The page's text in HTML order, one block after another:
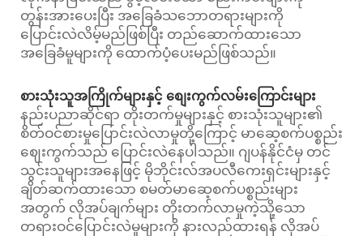
တွန်းအားပေးပြီး အခြေခံသဘောတရားများကို
ပြောင်းလဲလိမ့်မည်ဖြစ်ပြီး တည်ဆောက်ထားသော
အခြေခံမူများကို ထောက်ပံ့ပေးမည်ဖြစ်သည်။
စားသုံးသူအကြိုက်များနှင့် စျေးကွက်လမ်းကြောင်းများ
နည်းပညာဆိုင်ရာ တိုးတက်မှုများနှင့် စားသုံးသူများ၏
စိတ်ဝင်စားမှုပြောင်းလဲလာမှုတို့ကြောင့် မာဆေ့စက်ပစ္စည်း
ဈေးကွက်သည် ပြောင်းလဲနေပါသည်။ ဂျပန်နိုင်ငံမှ တင်
သွင်းသူများအနေဖြင့် မိုဘိုင်းလ်အပလီကေးရှင်းများနှင့်
ချိတ်ဆက်ထားသော စမတ်မာဆေ့စက်ပစ္စည်းများ
အတွက် လိုအပ်ချက်များ တိုးတက်လာမှုကဲ့သို့သော
တရားဝင်ပြောင်းလဲမှုများကို နားလည်ထားရန် လိုအပ်